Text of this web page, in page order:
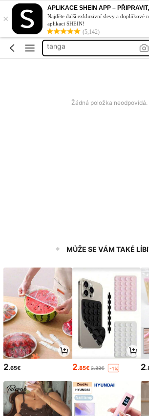
×
Najděte další exkluzivní slevy a doplňkové
aplikaci SHEIN!
(5,142)
podprsenka bez ramínek
podprsenka
tanga
kalhotky
Žádná položka neodpovídá.
MŮŽE SE VÁM TAKÉ
2.65€ 2.85€ 2.88€ -1% 2